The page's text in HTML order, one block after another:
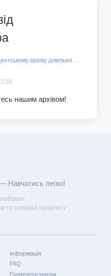
подякувати студентському архіву довільною сумою
нашим архівом!
Навчатись легко!
та отримай привілеї у
Інформація
FAQ
Правовласникам